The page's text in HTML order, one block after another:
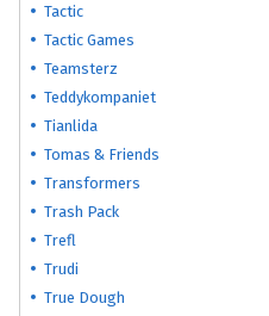
Tactic
Tactic Games
Teamsterz
Teddykompaniet
Tianlida
Tomas & Friends
Transformers
Trash Pack
Trefl
Trudi
True Dough